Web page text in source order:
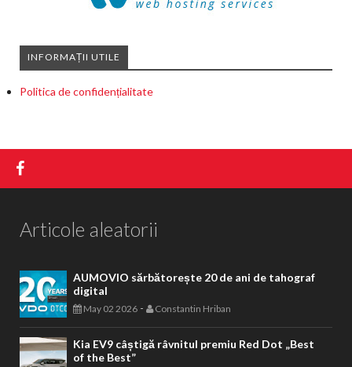
INFORMAȚII UTILE
Politica de confidențialitate
Articole aleatorii
AUMOVIO sărbătorește 20 de ani de tahograf
digital
May 02 2026 - Constantin Hriban
Kia EV9 câștigă râvnitul premiu Red Dot „Best
of the Best”